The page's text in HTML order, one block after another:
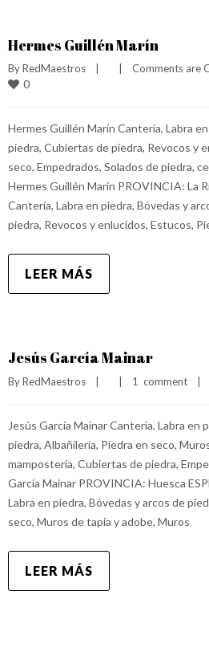
Hermes Guillén Marín
By RedMaestros Comments are
0
Hermes Guillén Marín Cantería, Labra
piedra, Cubiertas de piedra, Revocos y
seco, Empedrados, Solados de piedra,
Hermes Guillén Marín PROVINCIA: La
Cantería, Labra en piedra, Bóvedas y
piedra, Revocos y enlucidos, Estucos,
LEER MÁS
Jesús García Mainar
By RedMaestros 1  comment
Jesús García Mainar Cantería, Labra en
piedra, Albañilería, Piedra en seco,
mampostería, Cubiertas de piedra,
García Mainar PROVINCIA: Huesca
Labra en piedra, Bóvedas y arcos de
seco, Muros de tapia y adobe, Muros
LEER MÁS